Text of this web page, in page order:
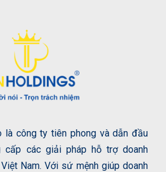
là công ty tiên phong và dẫn đầu
cấp các giải pháp hỗ trợ doanh
Nam. Với sứ mệnh giúp doanh